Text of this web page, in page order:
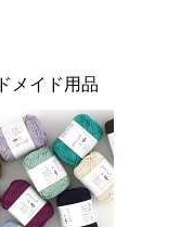
メイド用品